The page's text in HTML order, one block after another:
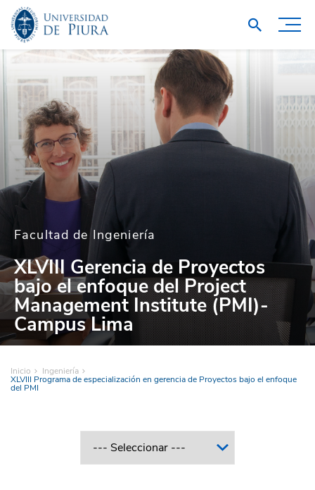
Facultad de Ingeniería
XLVIII Gerencia de Proyectos
bajo el enfoque del Project
Management Institute (PMI)-
Campus Lima
Inicio Ingeniería
XLVIII Programa de especialización en gerencia de Proyectos bajo el enfoque
del PMI